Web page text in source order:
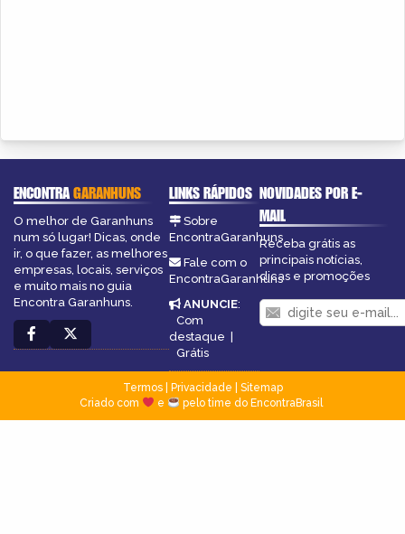
ENCONTRAGARANHUNS
O melhor de Garanhuns
num só lugar! Dicas, onde
ir, o que fazer, as melhores
empresas, locais, serviços
e muito mais no guia
Encontra Garanhuns.
LINKS RÁPIDOS
Sobre
EncontraGaranhuns
Fale com o
EncontraGaranhuns
ANUNCIE:
Com
destaque |
Grátis
NOVIDADES POR E-
MAIL
Receba grátis as
principais notícias,
dicas e promoções
Termos| Privacidade
Sitemap
Criado com
e pelo time do EncontraBrasil